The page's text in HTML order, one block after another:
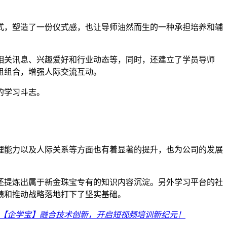
塑造了一份仪式感，也让导师油然而生的一种承担培养和辅
讯息、兴趣爱好和行业动态等，同时，还建立了学员导师
合，增强人际交流互动。
习斗志。
力以及人际关系等方面也有着显著的提升，也为公司的发展
炼出属于新金珠宝专有的知识内容沉淀。另外学习平台的社
推动战略落地打下了坚实基础。
企学宝】融合技术创新，开启短视频培训新纪元！